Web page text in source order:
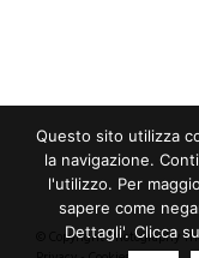
© Copyright Photography
Questo sito utilizza
la navigazione.
l'utilizzo. Per
sapere come
Dettagli'. Clicca